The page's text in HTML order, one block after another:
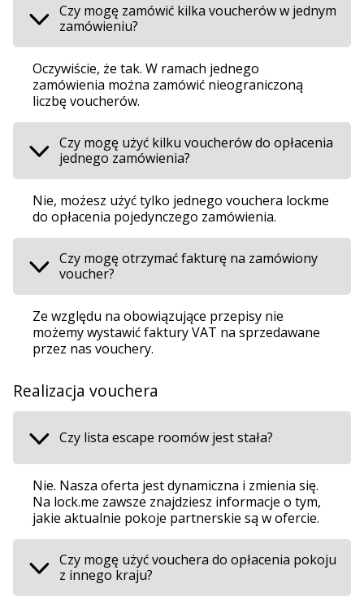
Czy mogę zamówić kilka voucherów w jednym
zamówieniu?
Oczywiście, że tak. W ramach jednego
zamówienia można zamówić nieograniczoną
liczbę voucherów.
Czy mogę użyć kilku voucherów do opłacenia
jednego zamówienia?
Nie, możesz użyć tylko jednego vouchera lockme
do opłacenia pojedynczego zamówienia.
Czy mogę otrzymać fakturę na zamówiony
voucher?
Ze względu na obowiązujące przepisy nie
możemy wystawić faktury VAT na sprzedawane
przez nas vouchery.
Realizacja vouchera
Czy lista escape roomów jest stała?
Nie. Nasza oferta jest dynamiczna i zmienia się.
Na lock.me zawsze znajdziesz informacje o tym,
jakie aktualnie pokoje partnerskie są w ofercie.
Czy mogę użyć vouchera do opłacenia pokoju
z innego kraju?